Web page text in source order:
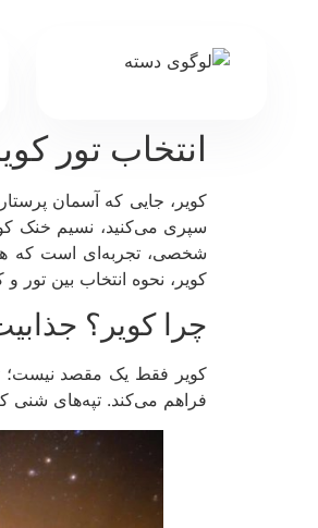
انتخاب تور
کویر، جایی که آسمان
سپری می‌کنید، نسیم خنک
شخصی، تجربه‌ای است که هر
کویر، نحوه انتخاب بین تور
چرا کویر؟
کویر فقط یک مقصد نیست؛
فراهم می‌کند. تپه‌های شنی